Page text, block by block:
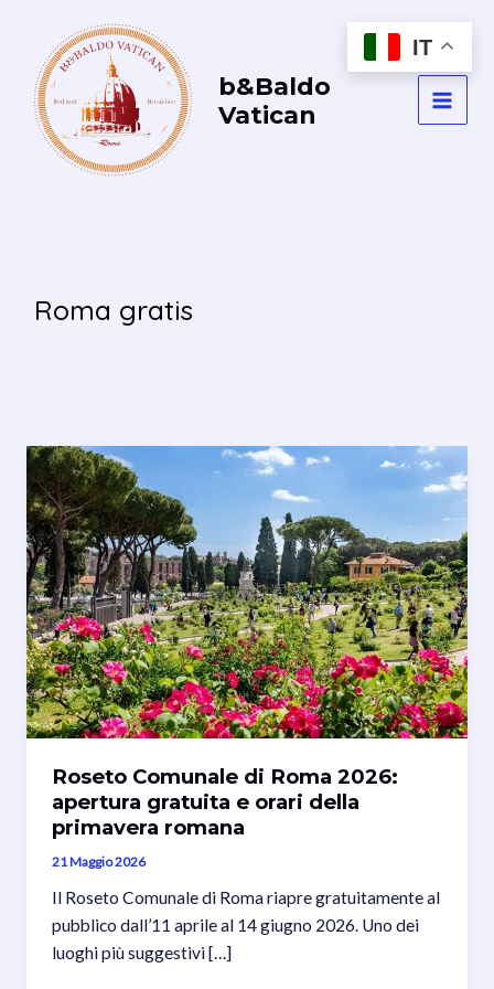
contenuto
b&Baldo
Vatican
Roma gratis
Roseto Comunale di Roma 2026:
apertura gratuita e orari della
primavera romana
21 Maggio 2026
Il Roseto Comunale di Roma riapre gratuitamente al
pubblico dall’11 aprile al 14 giugno 2026. Uno dei
luoghi più suggestivi […]
IT